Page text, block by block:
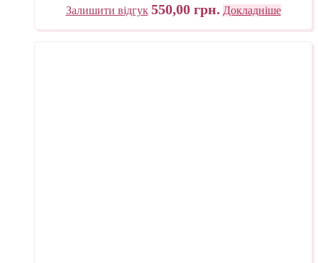
Залишити відгук 550,00 грн. Докладніше